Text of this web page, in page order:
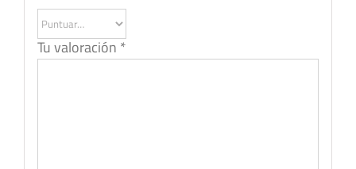
Tu valoración *